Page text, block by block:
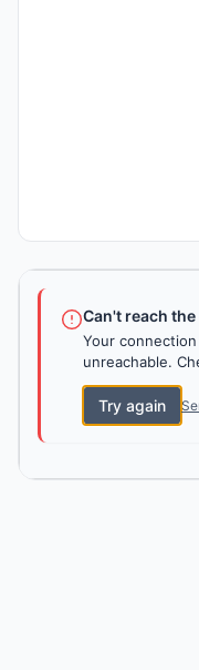
Can't reach
Your
unreachable.
Try again